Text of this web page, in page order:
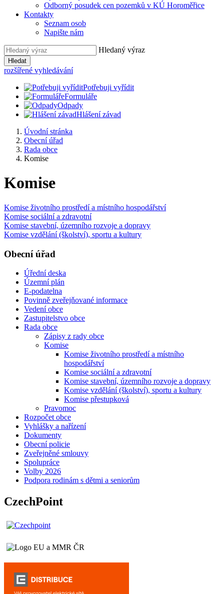
Odborný posudek cen pozemků v KÚ Horoměřice
Kontakty
Seznam osob
Napište nám
Hledaný výraz
Hledat
rozšířené vyhledávání
Potřebuji vyřídit
Formuláře
Odpady
Hlášení závad
Úvodní stránka
Obecní úřad
Rada obce
Komise
Komise
Komise životního prostředí a místního hospodářství
Komise sociální a zdravotní
Komise stavební, územního rozvoje a dopravy
Komise vzdělání (školství), sportu a kultury
Obecní úřad
Úřední deska
Územní plán
E-podatelna
Povinně zveřejňované informace
Vedení obce
Zastupitelstvo obce
Rada obce
Zápisy z rady obce
Komise
Komise životního prostředí a místního
hospodářství
Komise sociální a zdravotní
Komise stavební, územního rozvoje a dopravy
Komise vzdělání (školství), sportu a kultury
Komise přestupková
Pravomoc
Rozpočet obce
Vyhlášky a nařízení
Dokumenty
Obecní policie
Zveřejněné smlouvy
Spolupráce
Volby 2026
Podpora rodinám s dětmi a seniorům
CzechPoint